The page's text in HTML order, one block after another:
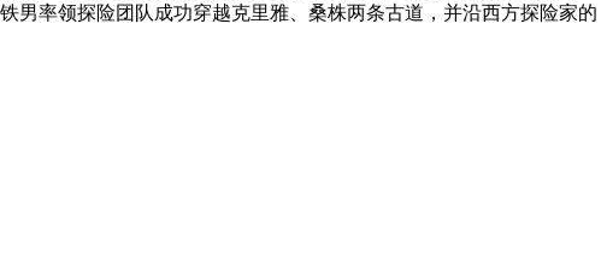
男率领探险团队成功穿越克里雅、桑株两条古道，并沿西方探险家的